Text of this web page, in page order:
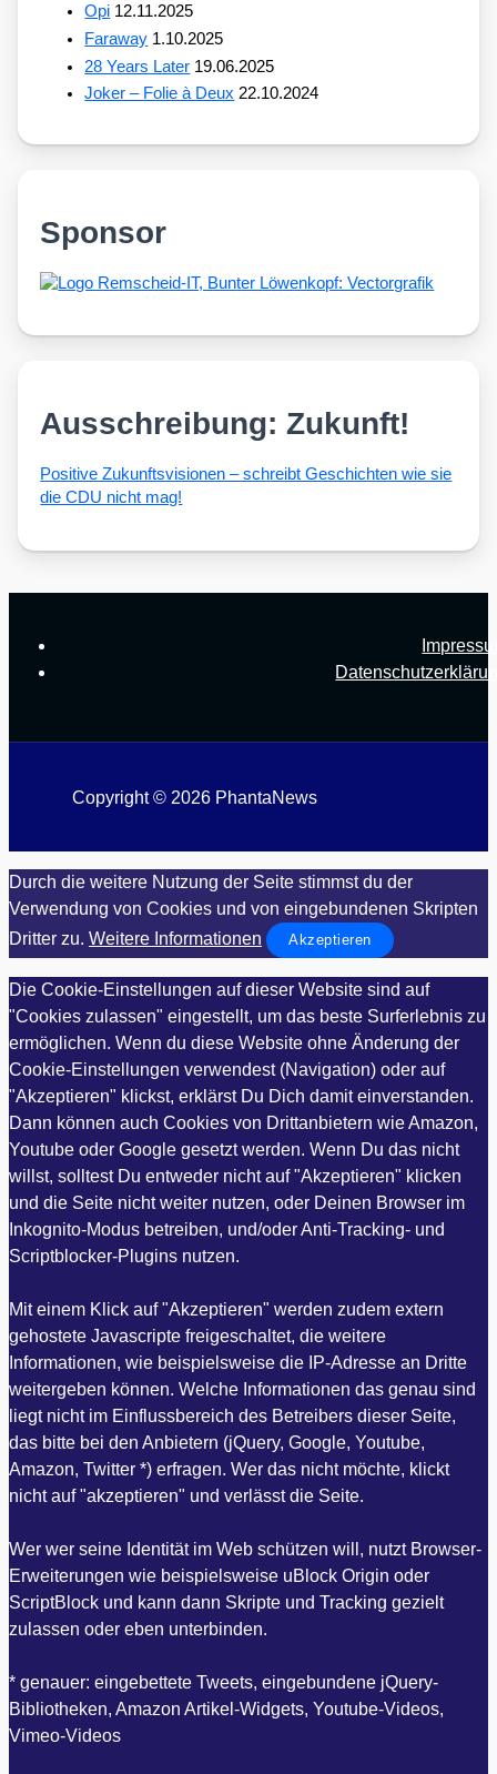
Opi 12.11.2025
Faraway 1.10.2025
28 Years Later 19.06.2025
Joker – Folie à Deux 22.10.2024
Sponsor
Ausschreibung: Zukunft!
Posi­ti­ve Zukunfts­vi­sio­nen – schreibt Geschich­ten wie sie
die CDU nicht mag!
Copyright © 2026 PhantaNews
Durch die weitere Nutzung der Seite stimmst du der
Verwendung von Cookies und von eingebundenen Skripten
Dritter zu. Weitere Informationen Akzeptieren
Die Cookie-Einstellungen auf dieser Website sind auf
"Cookies zulassen" eingestellt, um das beste Surferlebnis zu
ermöglichen. Wenn du diese Website ohne Änderung der
Cookie-Einstellungen verwendest (Navigation) oder auf
"Akzeptieren" klickst, erklärst Du Dich damit einverstanden.
Dann können auch Cookies von Drittanbietern wie Amazon,
Youtube oder Google gesetzt werden. Wenn Du das nicht
willst, solltest Du entweder nicht auf "Akzeptieren" klicken
und die Seite nicht weiter nutzen, oder Deinen Browser im
Inkognito-Modus betreiben, und/oder Anti-Tracking- und
Scriptblocker-Plugins nutzen.
Mit einem Klick auf "Akzeptieren" werden zudem extern
gehostete Javascripte freigeschaltet, die weitere
Informationen, wie beispielsweise die IP-Adresse an Dritte
weitergeben können. Welche Informationen das genau sind
liegt nicht im Einflussbereich des Betreibers dieser Seite,
das bitte bei den Anbietern (jQuery, Google, Youtube,
Amazon, Twitter *) erfragen. Wer das nicht möchte, klickt
nicht auf "akzeptieren" und verlässt die Seite.
Wer wer seine Identität im Web schützen will, nutzt Browser-
Erweiterungen wie beispielsweise uBlock Origin oder
ScriptBlock und kann dann Skripte und Tracking gezielt
zulassen oder eben unterbinden.
* genauer: eingebettete Tweets, eingebundene jQuery-
Bibliotheken, Amazon Artikel-Widgets, Youtube-Videos,
Vimeo-Videos